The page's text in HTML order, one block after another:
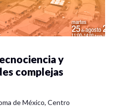
y
complejas
de México, Centro